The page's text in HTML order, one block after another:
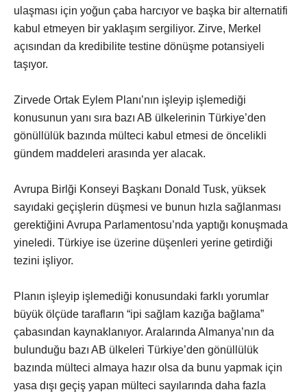
ulaşması için yoğun çaba harcıyor ve başka bir alternatifi
kabul etmeyen bir yaklaşım sergiliyor. Zirve, Merkel
açısından da kredibilite testine dönüşme potansiyeli
taşıyor.
Zirvede Ortak Eylem Planı’nın işleyip işlemediği
konusunun yanı sıra bazı AB ülkelerinin Türkiye’den
gönüllülük bazında mülteci kabul etmesi de öncelikli
gündem maddeleri arasında yer alacak.
Avrupa Birlği Konseyi Başkanı Donald Tusk, yüksek
sayıdaki geçişlerin düşmesi ve bunun hızla sağlanması
gerektiğini Avrupa Parlamentosu’nda yaptığı konuşmada
yineledi. Türkiye ise üzerine düşenleri yerine getirdiği
tezini işliyor.
Planın işleyip işlemediği konusundaki farklı yorumlar
büyük ölçüde tarafların “ipi sağlam kazığa bağlama”
çabasından kaynaklanıyor. Aralarında Almanya’nın da
bulunduğu bazı AB ülkeleri Türkiye’den gönüllülük
bazında mülteci almaya hazır olsa da bunu yapmak için
yasa dışı geçiş yapan mülteci sayılarında daha fazla